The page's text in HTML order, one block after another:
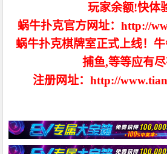
玩家余额!快体
蜗牛扑克官方网址：http://
蜗牛扑克棋牌室正式上线！
捕鱼,等等应有尽
注册网址：http://